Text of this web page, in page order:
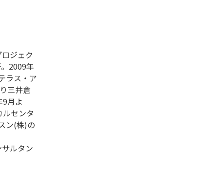
ジェク
2009年
ラス・ア
三井倉
月よ
センタ
ン(株)の
ルタン